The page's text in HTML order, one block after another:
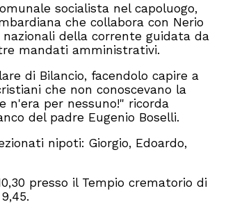
socialista nel capoluogo,
che collabora con Nerio
della corrente guidata da
mandati amministrativi.
di Bilancio, facendolo capire a
che non conoscevano la
n'era per nessuno!" ricorda
del padre Eugenio Boselli.
nipoti: Giorgio, Edoardo,
presso il Tempio crematorio di